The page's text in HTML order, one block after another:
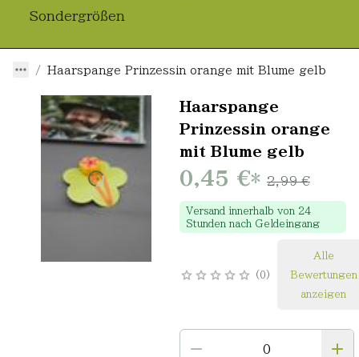
Sondergrößen
Haarspange Prinzessin orange mit Blume gelb
Haarspange
Prinzessin orange
mit Blume gelb
0,45 €* 2,99 €
Versand innerhalb von 24
Stunden nach Geldeingang
0
Alle
Bewertungen
anzeigen